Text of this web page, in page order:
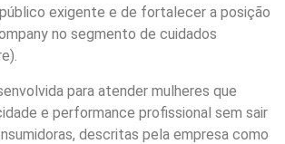
exigente e de fortalecer a posição
no segmento de cuidados
para atender mulheres que
e performance profissional sem sair
descritas pela empresa como